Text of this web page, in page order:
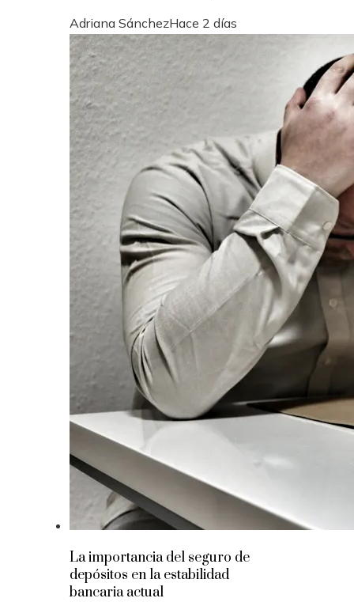
Adriana SánchezHace 2 días
La importancia del seguro de
depósitos en la estabilidad
bancaria actual